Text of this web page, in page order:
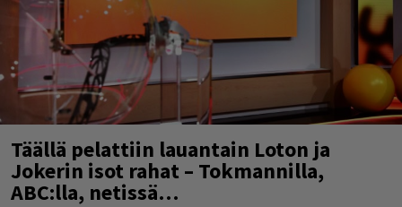
Täällä pelattiin lauantain Loton ja
Jokerin isot rahat – Tokmannilla,
ABC:lla, netissä…